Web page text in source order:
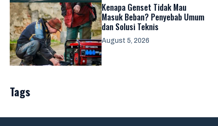
Kenapa Genset Tidak Mau
Masuk Beban? Penyebab Umum
dan Solusi Teknis
August 5, 2026
Tags